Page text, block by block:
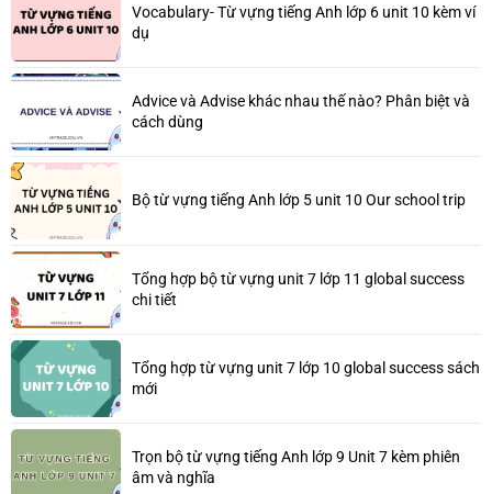
Vocabulary- Từ vựng tiếng Anh lớp 6 unit 10 kèm ví
dụ
Advice và Advise khác nhau thế nào? Phân biệt và
cách dùng
Bộ từ vựng tiếng Anh lớp 5 unit 10 Our school trip
Tổng hợp bộ từ vựng unit 7 lớp 11 global success
chi tiết
Tổng hợp từ vựng unit 7 lớp 10 global success sách
mới
Trọn bộ từ vựng tiếng Anh lớp 9 Unit 7 kèm phiên
âm và nghĩa